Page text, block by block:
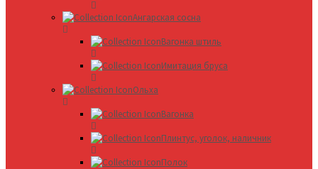
Ангарская сосна
Вагонка штиль
Имитация бруса
Ольха
Вагонка
Плинтус, уголок, наличник
Полок